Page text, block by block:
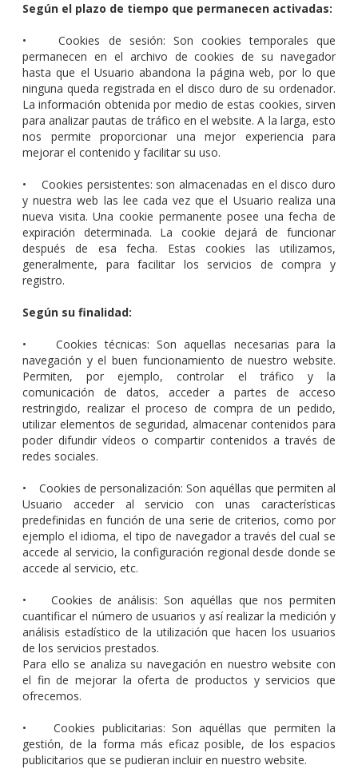
Según el plazo de tiempo que permanecen activadas:
• Cookies de sesión: Son cookies temporales que
permanecen en el archivo de cookies de su navegador
hasta que el Usuario abandona la página web, por lo que
ninguna queda registrada en el disco duro de su ordenador.
La información obtenida por medio de estas cookies, sirven
para analizar pautas de tráfico en el website. A la larga, esto
nos permite proporcionar una mejor experiencia para
mejorar el contenido y facilitar su uso.
• Cookies persistentes: son almacenadas en el disco duro
y nuestra web las lee cada vez que el Usuario realiza una
nueva visita. Una cookie permanente posee una fecha de
expiración determinada. La cookie dejará de funcionar
después de esa fecha. Estas cookies las utilizamos,
generalmente, para facilitar los servicios de compra y
registro.
Según su finalidad:
• Cookies técnicas: Son aquellas necesarias para la
navegación y el buen funcionamiento de nuestro website.
Permiten, por ejemplo, controlar el tráfico y la
comunicación de datos, acceder a partes de acceso
restringido, realizar el proceso de compra de un pedido,
utilizar elementos de seguridad, almacenar contenidos para
poder difundir vídeos o compartir contenidos a través de
redes sociales.
• Cookies de personalización: Son aquéllas que permiten al
Usuario acceder al servicio con unas características
predefinidas en función de una serie de criterios, como por
ejemplo el idioma, el tipo de navegador a través del cual se
accede al servicio, la configuración regional desde donde se
accede al servicio, etc.
• Cookies de análisis: Son aquéllas que nos permiten
cuantificar el número de usuarios y así realizar la medición y
análisis estadístico de la utilización que hacen los usuarios
de los servicios prestados.
Para ello se analiza su navegación en nuestro website con
el fin de mejorar la oferta de productos y servicios que
ofrecemos.
• Cookies publicitarias: Son aquéllas que permiten la
gestión, de la forma más eficaz posible, de los espacios
publicitarios que se pudieran incluir en nuestro website.